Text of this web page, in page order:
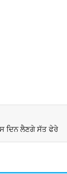
ਦਿਨ ਲੈਣਗੇ ਸੱਤ ਫੇਰੇ